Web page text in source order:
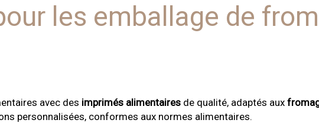
les emballage de
avec des imprimés alimentaires de qualité, adaptés aux
personnalisées, conformes aux normes alimentaires.